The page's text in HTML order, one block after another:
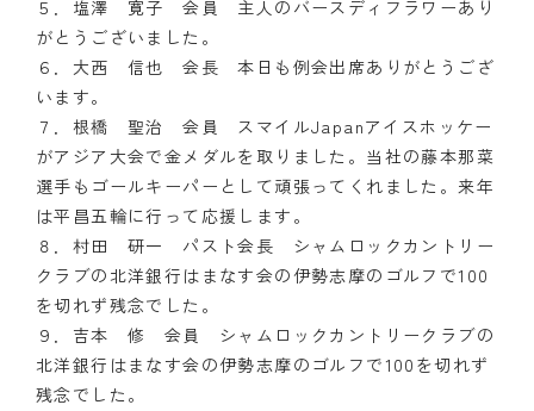
歴代会長・幹事
記念誌
案内
例会場・事務局の案内
リンク集
情報公開
入会のご案内
５．塩澤 寛子 会員 主人のバースディフラワーあり
がとうございました。
６．大西 信也 会長 本日も例会出席ありがとうござ
います。
７．根橋 聖治 会員 スマイルJapanアイスホッケー
がアジア大会で金メダルを取りました。当社の藤本那菜
選手もゴールキーパーとして頑張ってくれました。来年
は平昌五輪に行って応援します。
８．村田 研一 パスト会長 シャムロックカントリー
クラブの北洋銀行はまなす会の伊勢志摩のゴルフで100
を切れず残念でした。
９．吉本 修 会員 シャムロックカントリークラブの
北洋銀行はまなす会の伊勢志摩のゴルフで100を切れず
残念でした。